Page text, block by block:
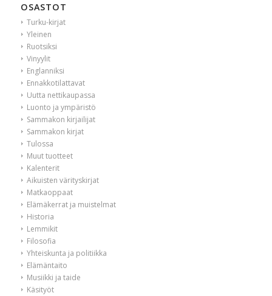
OSASTOT
Turku-kirjat
Yleinen
Ruotsiksi
Vinyylit
Englanniksi
Ennakkotilattavat
Uutta nettikaupassa
Luonto ja ympäristö
Sammakon kirjailijat
Sammakon kirjat
Tulossa
Muut tuotteet
Kalenterit
Aikuisten värityskirjat
Matkaoppaat
Elämäkerrat ja muistelmat
Historia
Lemmikit
Filosofia
Yhteiskunta ja politiikka
Elämäntaito
Musiikki ja taide
Käsityöt